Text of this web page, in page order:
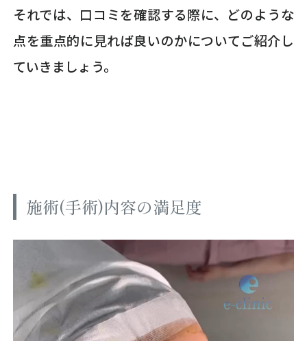
それでは、口コミを確認する際に、どのような
点を重点的に見れば良いのかについてご紹介し
ていきましょう。
施術(手術)内容の満足度